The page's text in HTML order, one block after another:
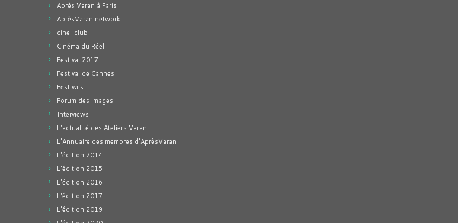
Après Varan à Paris
AprèsVaran network
cine-club
Cinéma du Réel
Festival 2017
Festival de Cannes
Festivals
Forum des images
Interviews
L'actualité des Ateliers Varan
L'Annuaire des membres d'AprèsVaran
L'édition 2014
L'édition 2015
L'édition 2016
L'édition 2017
L'édition 2019